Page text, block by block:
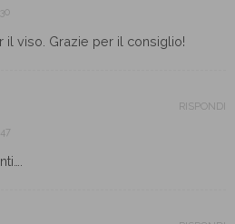
il viso. Grazie per il consiglio!
RISPONDI